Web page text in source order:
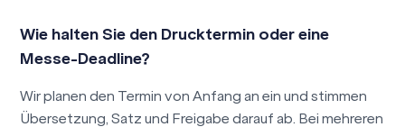
Wie halten Sie den Drucktermin oder eine
Messe-Deadline?
Wir planen den Termin von Anfang an ein und stimmen
Übersetzung, Satz und Freigabe darauf ab. Bei mehreren